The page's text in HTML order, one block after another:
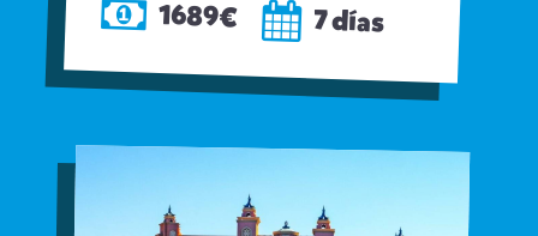
1689€ 7 días